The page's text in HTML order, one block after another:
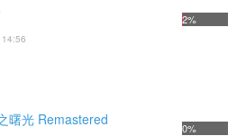
2%
曙光 Remastered 0%